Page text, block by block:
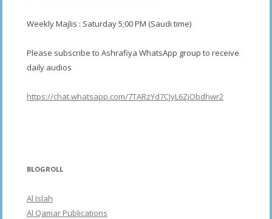
Weekly Majlis : Saturday 5;00 PM (Saudi time)
Please subscribe to Ashrafiya WhatsApp group to receive
daily audios
https://chat.whatsapp.com/7TARzYd7CJyL6ZjObdhwr2
BLOGROLL
Al Islah
Al Qamar Publications